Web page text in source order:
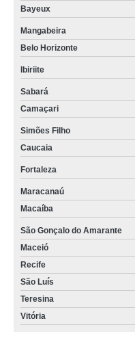
Bayeux
Mangabeira
Belo Horizonte
Ibiriite
Sabará
Camaçari
Simões Filho
Caucaia
Fortaleza
Maracanaú
Macaíba
São Gonçalo do Amarante
Maceió
Recife
São Luís
Teresina
Vitória